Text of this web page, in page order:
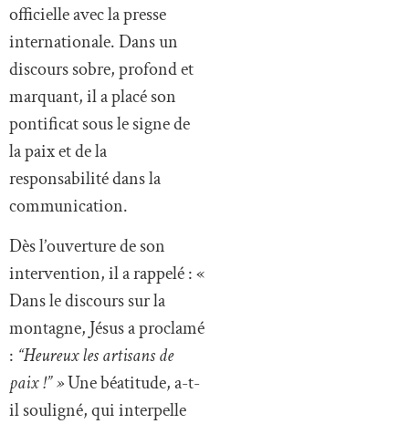
officielle avec la presse
internationale. Dans un
discours sobre, profond et
marquant, il a placé son
pontificat sous le signe de
la paix et de la
responsabilité dans la
communication.
Dès l’ouverture de son
intervention, il a rappelé : «
Dans le discours sur la
montagne, Jésus a proclamé
: “Heureux les artisans de
paix !” »Une béatitude, a-t-
il souligné, qui interpelle